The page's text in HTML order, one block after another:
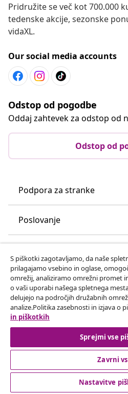
Pridružite se več kot 700.000
tedenske akcije, sezonske
vidaXL.
Our social media accounts
Odstop od pogodbe
Oddaj zahtevek za odstop od
Odstop od
Podpora za stranke
Poslovanje
Odkrijte več
© 2008-2026 vidaXL Spletna stran
Marketplace
S piškotki zagotavljamo, da naše
prilagajamo vsebino in oglase,
omrežij, analiziramo omrežni promet
o vaši uporabi našega spletnega
delujejo na področjih družabnih
analize.Politika zasebnosti in izjava o
in piškotkih
Sprejmi vse
Zavrni
Nastavitve